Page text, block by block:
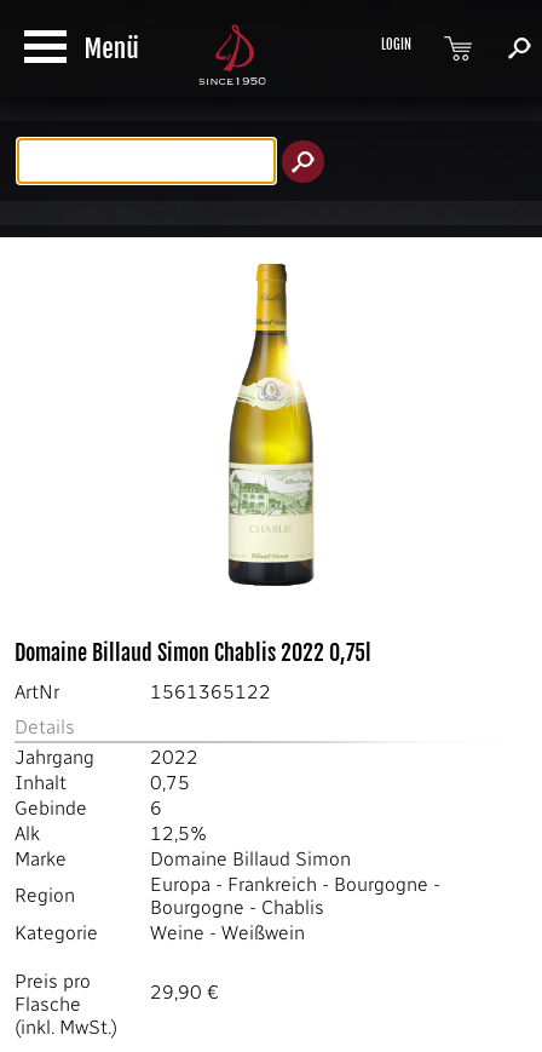
LOGIN
Domaine Billaud Simon Chablis 2022 0,75l
ArtNr
1561365122
Details
Jahrgang
2022
Inhalt
0,75
Gebinde
6
Alk
12,5%
Marke
Domaine Billaud Simon
Region
Europa - Frankreich - Bourgogne -
Bourgogne - Chablis
Kategorie
Weine - Weißwein
Preis pro
Flasche
(inkl. MwSt.)
29,90 €